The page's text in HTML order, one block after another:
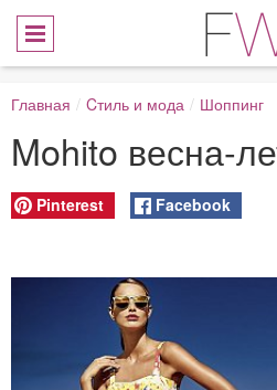
Главная / Cтиль и мода / Шоппинг
Mohito весна-
Pinterest Facebook